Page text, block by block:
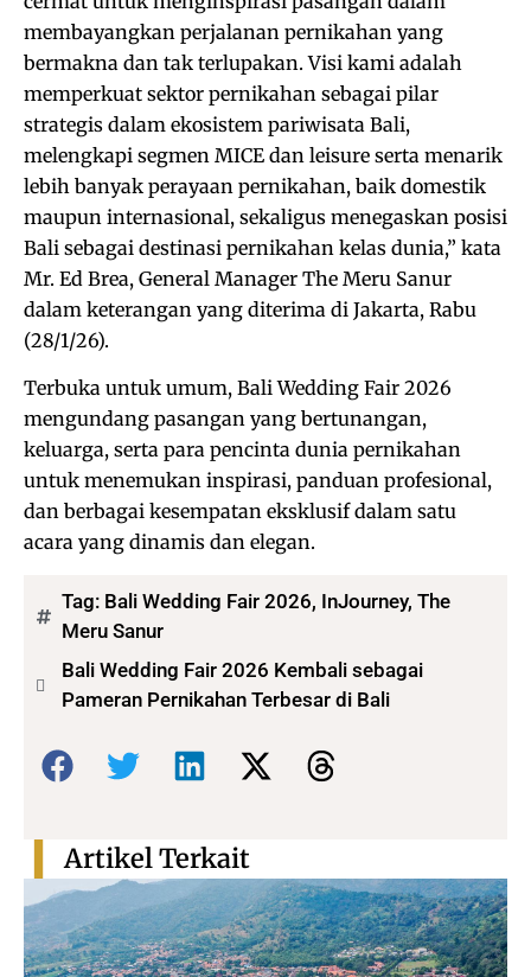
membayangkan perjalanan pernikahan yang
bermakna dan tak terlupakan. Visi kami adalah
memperkuat sektor pernikahan sebagai pilar
strategis dalam ekosistem pariwisata Bali,
melengkapi segmen MICE dan leisure serta menarik
lebih banyak perayaan pernikahan, baik domestik
maupun internasional, sekaligus menegaskan posisi
Bali sebagai destinasi pernikahan kelas dunia,” kata
Mr. Ed Brea, General Manager The Meru Sanur
dalam keterangan yang diterima di Jakarta, Rabu
(28/1/26).
Terbuka untuk umum, Bali Wedding Fair 2026
mengundang pasangan yang bertunangan,
keluarga, serta para pencinta dunia pernikahan
untuk menemukan inspirasi, panduan profesional,
dan berbagai kesempatan eksklusif dalam satu
acara yang dinamis dan elegan.
Tag: Bali Wedding Fair 2026, InJourney, The
Meru Sanur
Bali Wedding Fair 2026 Kembali sebagai
Pameran Pernikahan Terbesar di Bali
Bagikan:
Artikel Terkait